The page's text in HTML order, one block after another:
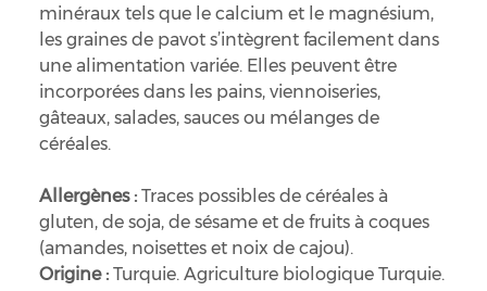
minéraux tels que le calcium et le magnésium,
les graines de pavot s’intègrent facilement dans
une alimentation variée. Elles peuvent être
incorporées dans les pains, viennoiseries,
gâteaux, salades, sauces ou mélanges de
céréales.
Allergènes :Traces possibles de céréales à
gluten, de soja, de sésame et de fruits à coques
(amandes, noisettes et noix de cajou).
Origine : Turquie. Agriculture biologique Turquie.